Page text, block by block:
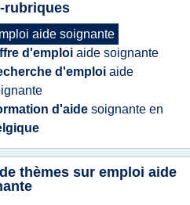
rubriques
aide soignante
d'emploi aide soignante
d'emploi aide
d'aide soignante en
thèmes sur emploi aide